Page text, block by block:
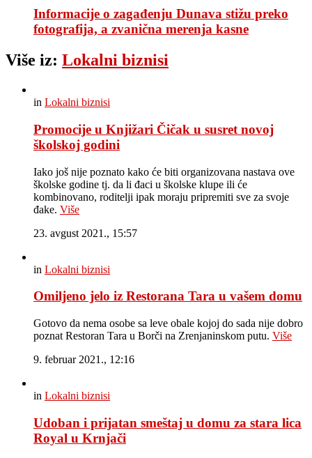
Informacije o zagađenju Dunava stižu preko
fotografija, a zvanična merenja kasne
Više iz: Lokalni biznisi
in Lokalni biznisi
Promocije u Knjižari Čičak u susret novoj
školskoj godini
Iako još nije poznato kako će biti organizovana nastava ove
školske godine tj. da li đaci u školske klupe ili će
kombinovano, roditelji ipak moraju pripremiti sve za svoje
đake. Više
23. avgust 2021., 15:57
in Lokalni biznisi
Omiljeno jelo iz Restorana Tara u vašem domu
Gotovo da nema osobe sa leve obale kojoj do sada nije dobro
poznat Restoran Tara u Borči na Zrenjaninskom putu. Više
9. februar 2021., 12:16
in Lokalni biznisi
Udoban i prijatan smeštaj u domu za stara lica
Royal u Krnjači